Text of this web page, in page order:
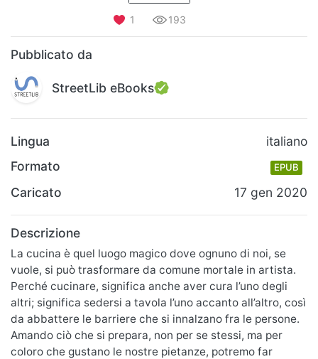
1 193
Pubblicato da
StreetLib eBooks
Lingua
italiano
Formato
EPUB
Caricato 17 gen 2020
Descrizione
La cucina è quel luogo magico dove ognuno di noi, se
vuole, si può trasformare da comune mortale in artista.
Perché cucinare, significa anche aver cura l’uno degli
altri; significa sedersi a tavola l’uno accanto all’altro, così
da abbattere le barriere che si innalzano fra le persone.
Amando ciò che si prepara, non per se stessi, ma per
coloro che gustano le nostre pietanze, potremo far